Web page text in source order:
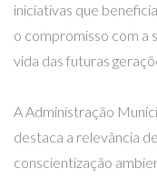
iniciativas que
o compromisso com a
vida das futuras
A Administração
destaca a relevância
conscientização